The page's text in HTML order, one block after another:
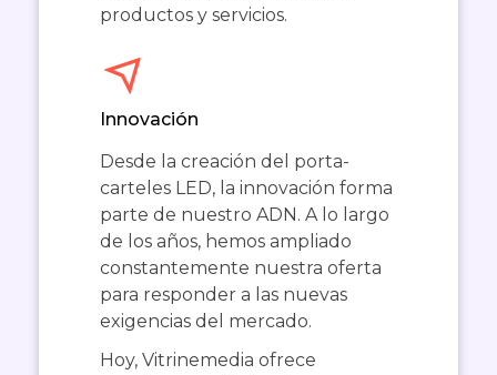
productos y servicios.
Innovación
Desde la creación del porta-
carteles LED, la innovación forma
parte de nuestro ADN. A lo largo
de los años, hemos ampliado
constantemente nuestra oferta
para responder a las nuevas
exigencias del mercado.
Hoy, Vitrinemedia ofrece